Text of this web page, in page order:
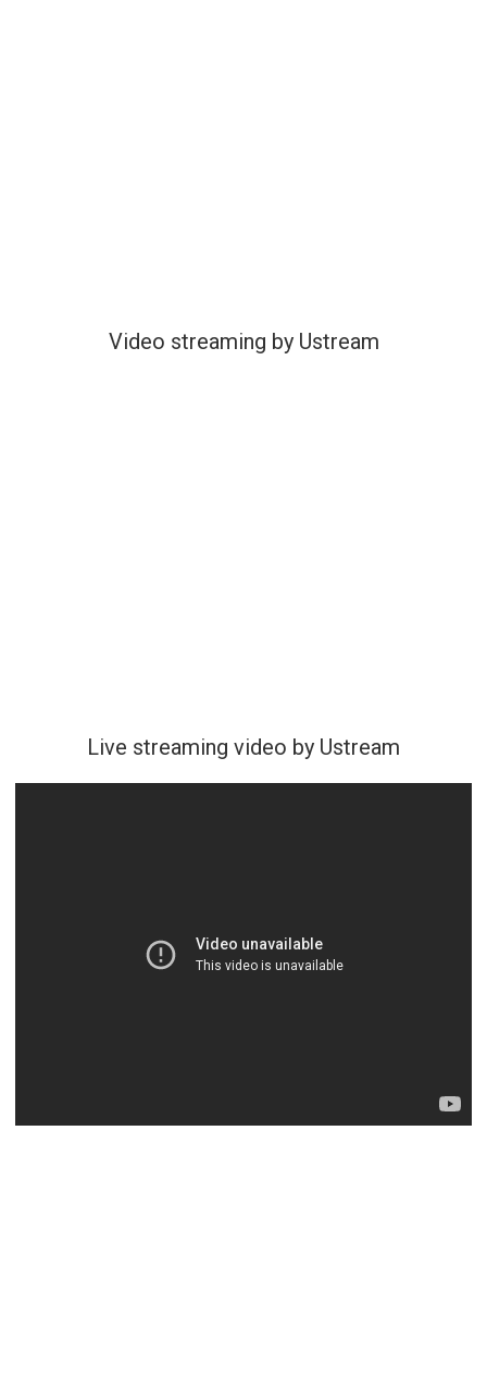
Video streaming by Ustream
Live streaming video by Ustream